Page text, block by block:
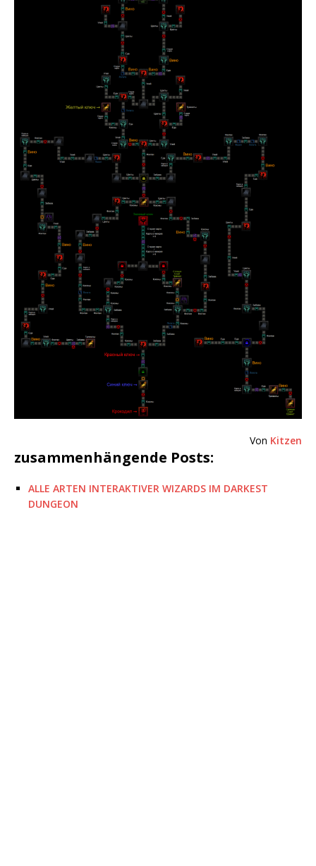
Von Kitzen
zusammenhängende Posts:
ALLE ARTEN INTERAKTIVER WIZARDS IM DARKEST
DUNGEON